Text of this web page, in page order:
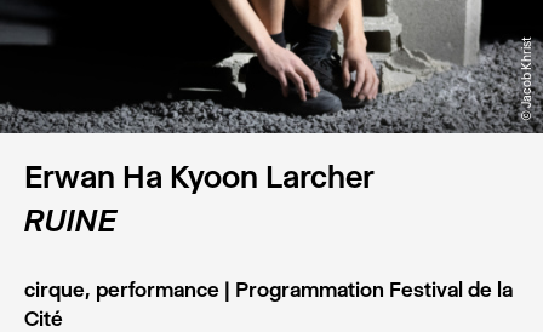
© Jacob Khrist
Erwan Ha Kyoon Larcher
RUINE
cirque, performance | Programmation Festival de la
Cité